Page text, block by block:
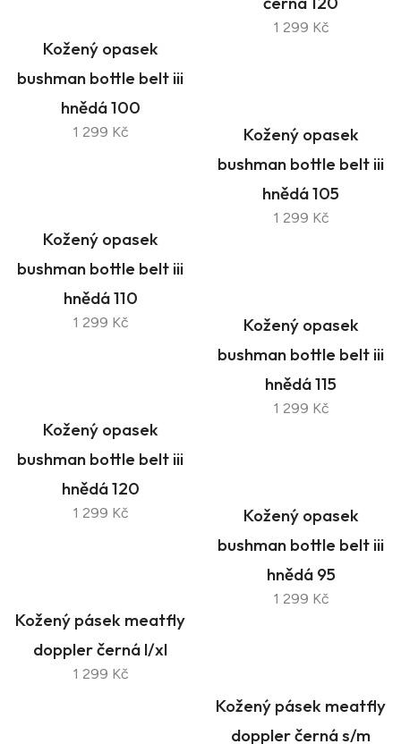
1 299 Kč
Kožený opasek
bushman bottle belt iii
hnědá 100
1 299 Kč
Kožený opasek
bushman bottle belt iii
hnědá 105
1 299 Kč
Kožený opasek
bushman bottle belt iii
hnědá 110
1 299 Kč
Kožený opasek
bushman bottle belt iii
hnědá 115
1 299 Kč
Kožený opasek
bushman bottle belt iii
hnědá 120
1 299 Kč
Kožený opasek
bushman bottle belt iii
hnědá 95
1 299 Kč
Kožený pásek meatfly
doppler černá l/xl
1 299 Kč
Kožený pásek meatfly
doppler černá s/m